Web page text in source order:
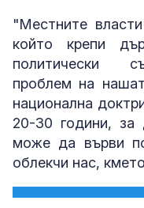
"Местните
който крепи
политически
проблем на
национална
20-30 години,
може да върви
облекчи нас,